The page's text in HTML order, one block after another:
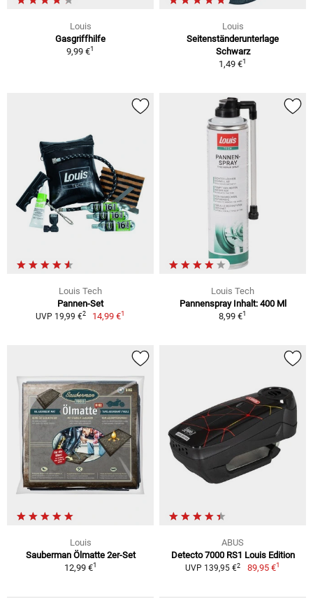
Louis
Gasgriffhilfe
9,99 €1
Louis
Seitenständerunterlage
Schwarz
1,49 €1
Louis Tech
Pannen-Set
UVP 19,99 €2 14,99 €1
Louis Tech
Pannenspray Inhalt: 400 Ml
8,99 €1
Louis
Sauberman Ölmatte 2er-Set
12,99 €1
ABUS
Detecto 7000 RS1 Louis Edition
UVP 139,95 €2 89,95 €1